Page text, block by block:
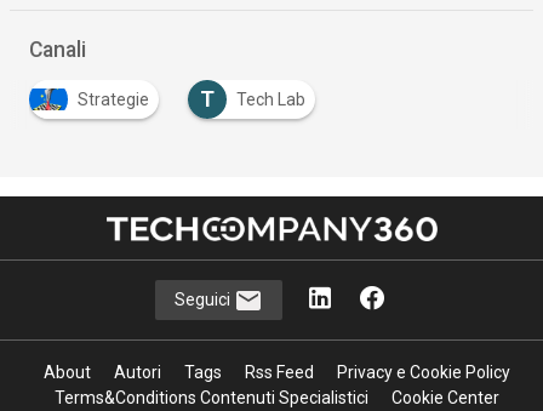
Canali
Strategie T Tech Lab
Seguici
About Autori Tags Rss Feed
Privacy e Cookie Policy
Terms&Conditions Contenuti Specialistici
Cookie Center